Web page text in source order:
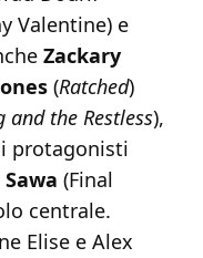
Valentine) e
Zackary
(Ratched)
and the Restless),
protagonisti
Sawa (Final
centrale.
Elise e Alex